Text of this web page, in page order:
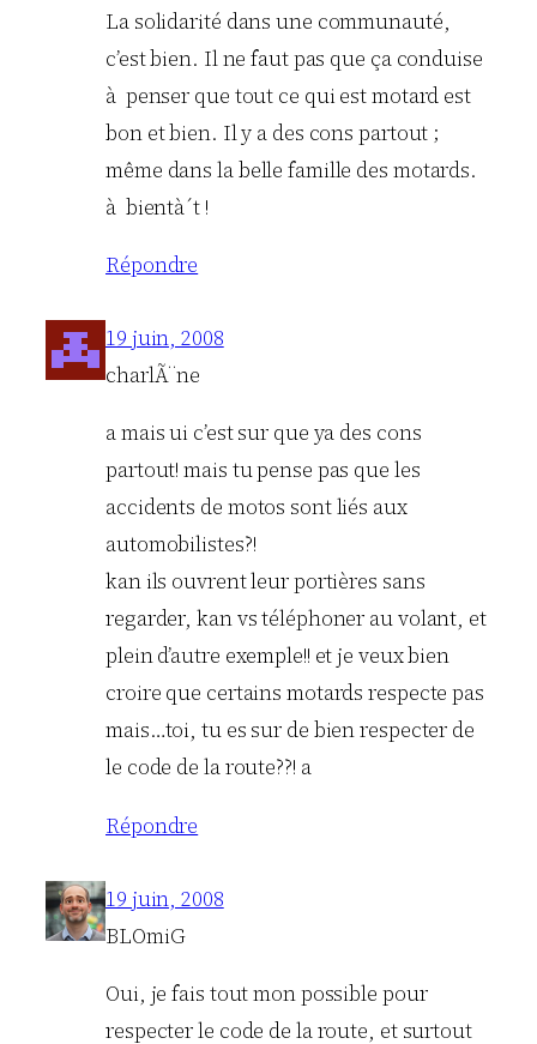
La solidarité dans une communauté,
c’est bien. Il ne faut pas que ça conduise
à penser que tout ce qui est motard est
bon et bien. Il y a des cons partout ;
même dans la belle famille des motards.
à bientà´t !
Répondre
19 juin, 2008
charlÃ¨ne
a mais ui c’est sur que ya des cons
partout! mais tu pense pas que les
accidents de motos sont liés aux
automobilistes?!
kan ils ouvrent leur portières sans
regarder, kan vs téléphoner au volant, et
plein d’autre exemple!! et je veux bien
croire que certains motards respecte pas
mais…toi, tu es sur de bien respecter de
le code de la route??! a
Répondre
19 juin, 2008
BLOmiG
Oui, je fais tout mon possible pour
respecter le code de la route, et surtout